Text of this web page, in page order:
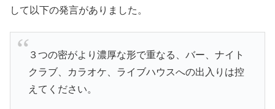
して以下の発言がありました。
３つの密がより濃厚な形で重なる、バー、ナイト
クラブ、カラオケ、ライブハウスへの出入りは控
えてください。